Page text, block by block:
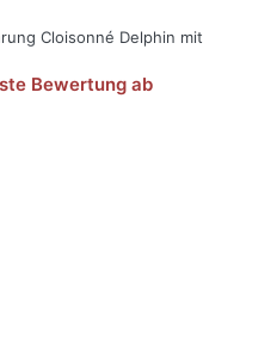
Cloisonné Delphin mit
Bewertung ab